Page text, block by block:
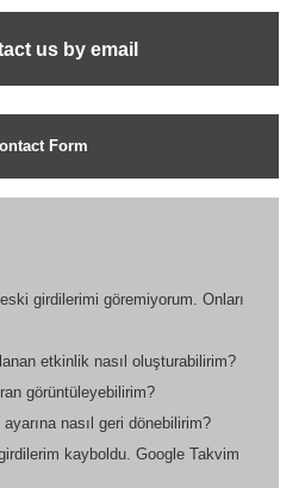
us by email
Form
girdilerimi göremiyorum. Onları
etkinlik nasıl oluşturabilirim?
görüntüleyebilirim?
nasıl geri dönebilirim?
kayboldu. Google Takvim